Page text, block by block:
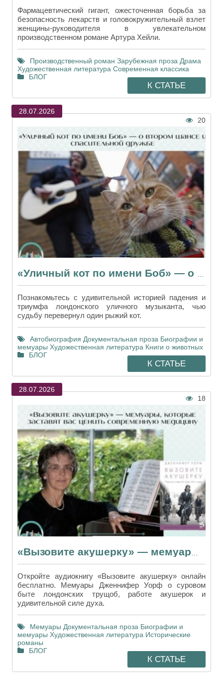
Фармацевтический гигант, ожесточенная борьба за
безопасность лекарств и головокружительный взлет
женщины-руководителя в увлекательном
производственном романе Артура Хейли.
Производственный роман Зарубежная проза Драма
Художественная литература Современная классика
БЛОГ
К СТАТЬЕ
28.07.2026
20
«Уличный кот по имени Боб» — о втором шансе и спасительной дружбе
Познакомьтесь с удивительной историей падения и
триумфа лондонского уличного музыканта, чью
судьбу перевернул один рыжий кот.
Автобиография Документальная проза Биографии и
мемуары Художественная литература Книги о животных
БЛОГ
К СТАТЬЕ
28.07.2026
18
Откройте аудиокнигу «Вызовите акушерку» онлайн
бесплатно. Мемуары Дженнифер Уорф о суровом
быте лондонских трущоб, работе акушерок и
удивительной силе духа.
Мемуары Документальная проза Биографии и
мемуары Художественная литература Исторические
романы
БЛОГ
К СТАТЬЕ